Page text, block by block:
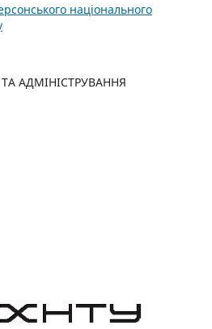
національного
АДМІНІСТРУВАННЯ